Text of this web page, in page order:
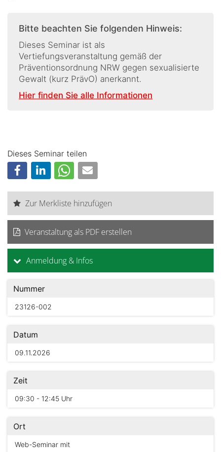
Bitte beachten Sie folgenden Hinweis:
Dieses Seminar ist als
Vertiefungsveranstaltung gemäß der
Präventionsordnung NRW gegen sexualisierte
Gewalt (kurz PrävO) anerkannt.
Hier finden Sie alle Informationen
Dieses Seminar teilen
Zur Merkliste hinzufügen
Veranstaltung als PDF erstellen
Anmeldung & Infos
Nummer
23126-002
Datum
09.11.2026
Zeit
09:30 - 12:45 Uhr
Ort
Web-Seminar mit